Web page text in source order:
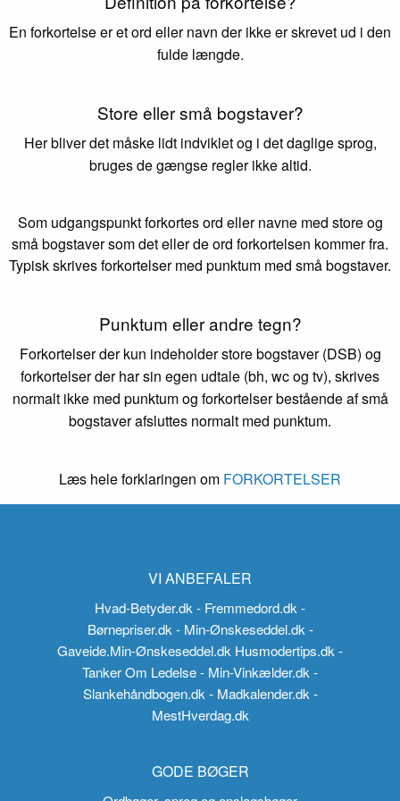
En forkortelse er et ord eller navn der ikke er skrevet ud i den
fulde længde.
Store eller små bogstaver?
Her bliver det måske lidt indviklet og i det daglige sprog,
bruges de gængse regler ikke altid.
Som udgangspunkt forkortes ord eller navne med store og
små bogstaver som det eller de ord forkortelsen kommer fra.
Typisk skrives forkortelser med punktum med små bogstaver.
Punktum eller andre tegn?
Forkortelser der kun indeholder store bogstaver (DSB) og
forkortelser der har sin egen udtale (bh, wc og tv), skrives
normalt ikke med punktum og forkortelser bestående af små
bogstaver afsluttes normalt med punktum.
Læs hele forklaringen om FORKORTELSER
VI ANBEFALER
Hvad-Betyder.dk- Fremmedord.dk-
Børnepriser.dk - Min-Ønskeseddel.dk -
Gaveide.Min-Ønskeseddel.dk Husmodertips.dk-
Tanker Om Ledelse- Min-Vinkælder.dk-
Slankehåndbogen.dk - Madkalender.dk -
MestHverdag.dk
GODE BØGER